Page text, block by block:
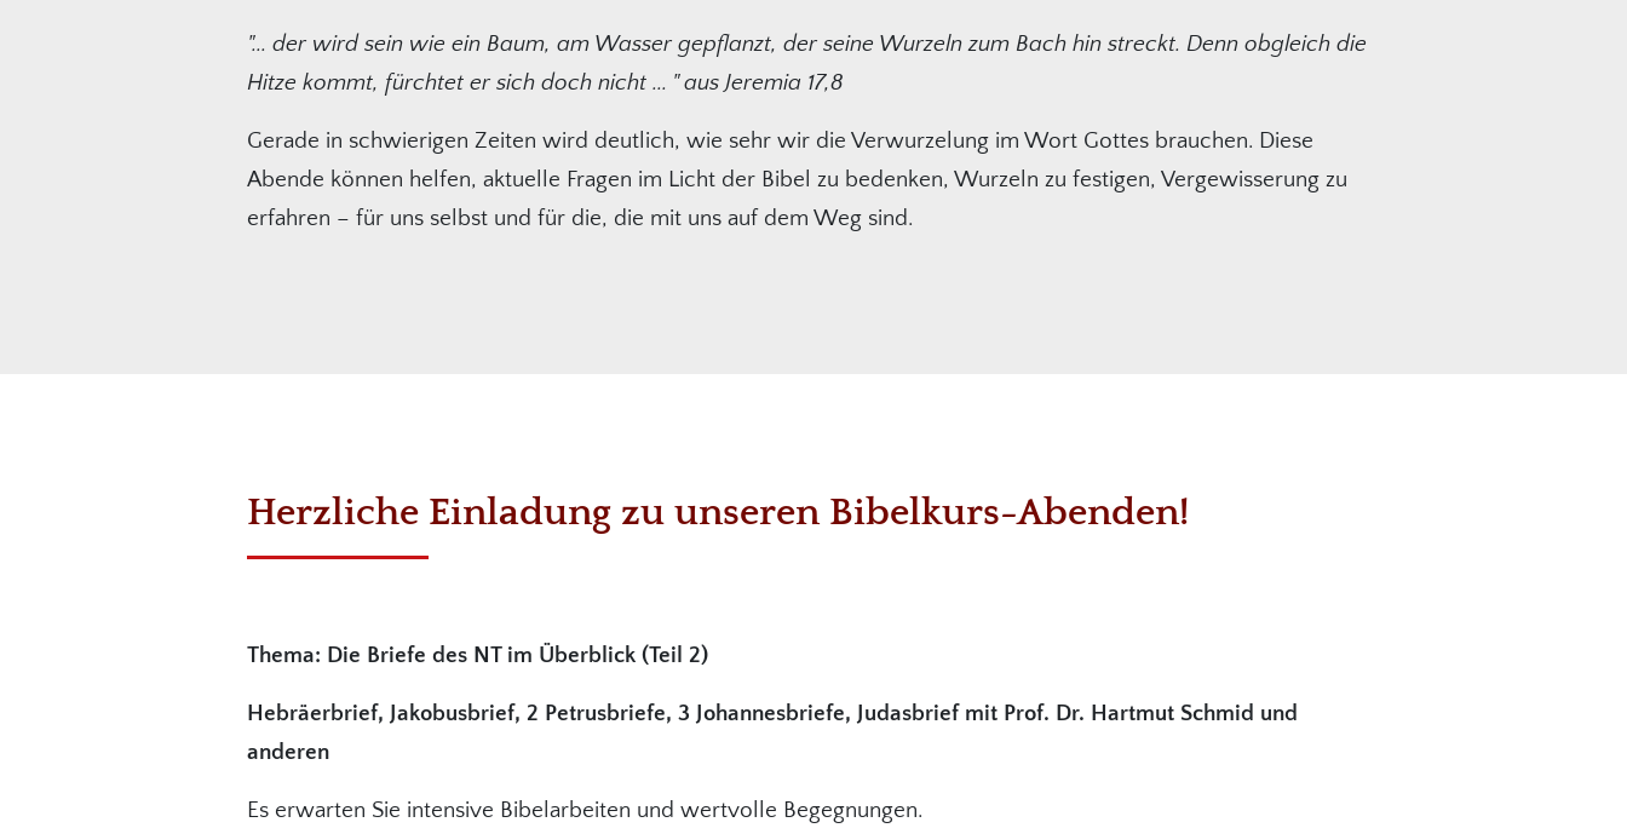
"... der wird sein wie ein Baum, am Wasser gepflanzt, der seine Wurzeln zum Bach hin streckt. Denn obgleich die
Hitze kommt, fürchtet er sich doch nicht ... " aus Jeremia 17,8
Gerade in schwierigen Zeiten wird deutlich, wie sehr wir die Verwurzelung im Wort Gottes brauchen. Diese
Abende können helfen, aktuelle Fragen im Licht der Bibel zu bedenken, Wurzeln zu festigen, Vergewisserung zu
erfahren – für uns selbst und für die, die mit uns auf dem Weg sind.
Herzliche Einladung zu unseren Bibelkurs-Abenden!
Thema: Die Briefe des NT im Überblick (Teil 2)
Hebräerbrief, Jakobusbrief, 2 Petrusbriefe, 3 Johannesbriefe, Judasbrief mit Prof. Dr. Hartmut Schmid und
anderen
Es erwarten Sie intensive Bibelarbeiten und wertvolle Begegnungen.